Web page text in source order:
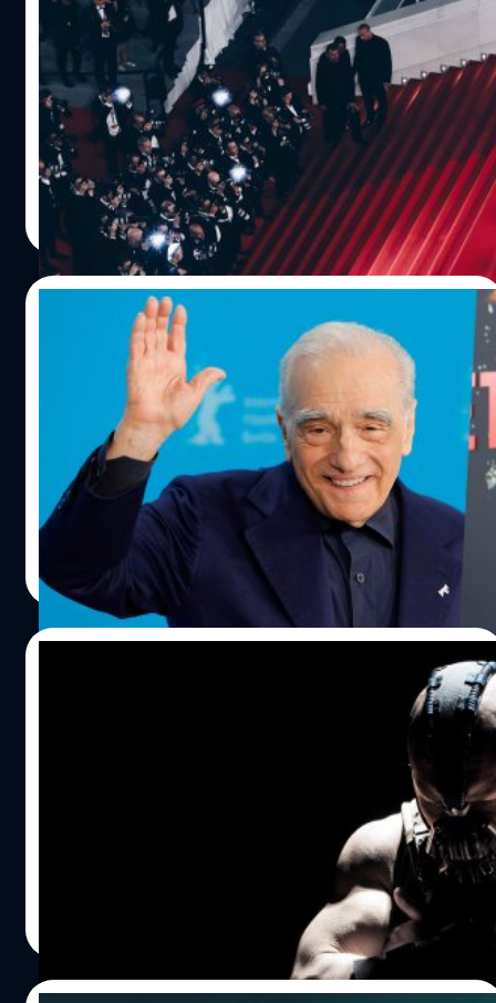
#MeToo ฝรั่งเศส เตรียมเปิดโปงคนที่เคยล่วง
ละเมิดทางเพศ ในเทศกาลหนังเมืองคานส์ปีนี้
รอรับแรงกระแทก! ลือ กลุ่มเคลื่อนไหว #MeToo ฝรั่งเศส
เตรียมเปิดโปง แฉคนในอุตสาหกรรมภาพยนต์ที่มีพฤติกรรม
ละเมิดทางเพศนับสิบคน ในเทศกาลภาพยนตร์เมืองคานส์
ประภาส อยู่เย็น| 822 days ago
Read More
Martin Scorsese เตรียมกำกับหนังชีวประวัติ
นักร้องตำนาน Frank Sinatra เล็ง Leonardo
DiCaprio – Jennifer Lawrence รับบท
ผู้กำกับชั้นครู มาร์ติน สกอร์เซซี (Matin Scorsese) เจรจา
กำกับหนังชีวประวัตินักร้องตำนาน Frank Sinatra เล็ง
Leonardo DiCaprio - Jennifer Lawrence รับบท
ประภาส อยู่เย็น | 844 days ago
Read More
Jonathan Nolan ไม่อยากได้ Bane เป็นวาย
ร้ายใน ‘The Dark Knight Rises’ แต่อยากได้
โจนาธาน โนแลน (Jonathan Nolan) ไม่อยากได้ Bane เป็น
วายร้ายใน 'The Dark Knight Rises' แต่อยากได้ Riddler